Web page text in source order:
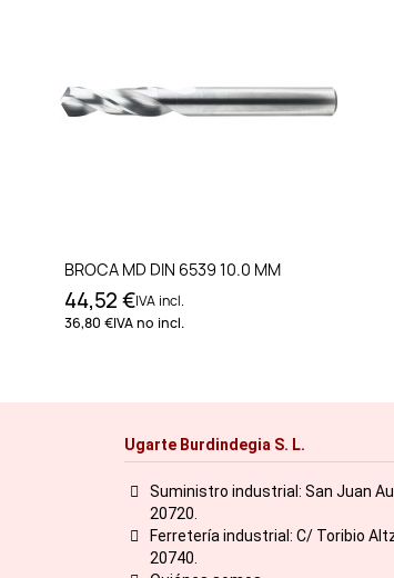
Añadir al carrito
BROCA MD DIN 6539 10.0 MM
44,52 €IVA incl.
36,80 €IVA no incl.
Ugarte Burdindegia S. L.
Suministro industrial: San Juan
20720.
Ferretería industrial: C/ Toribio
20740.